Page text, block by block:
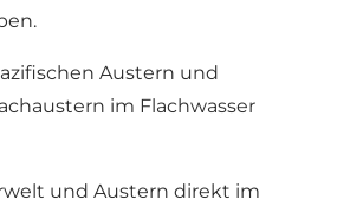
Austern und
im Flachwasser
und Austern direkt im